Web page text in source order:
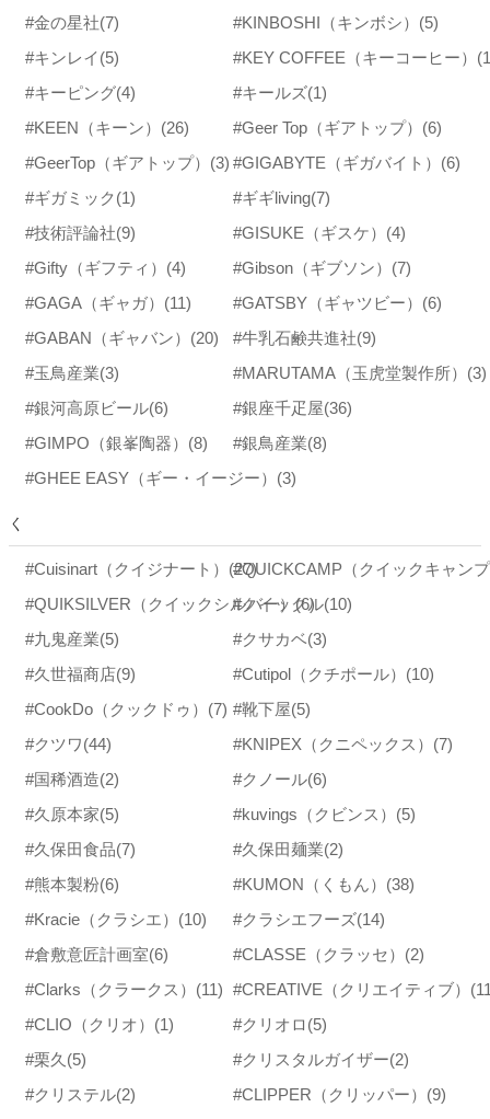
#金の星社(7) #KINBOSHI（キンボシ） (5)
#キンレイ(5) #KEY COFFEE（キーコーヒー）
#キーピング(4) #キールズ(1)
#KEEN（キーン） (26) #Geer Top（ギアトップ） (6)
#GeerTop（ギアトップ） (3) #GIGABYTE（ギガバイト） (6)
#ギガミック(1) #ギギliving(7)
#技術評論社(9) #GISUKE（ギスケ） (4)
#Gifty（ギフティ） (4) #Gibson（ギブソン） (7)
#GAGA（ギャガ） (11) #GATSBY（ギャツビー） (6)
#GABAN（ギャバン） (20) #牛乳石鹸共進社(9)
#玉鳥産業(3) #MARUTAMA（玉虎堂製作所） (3)
#銀河高原ビール(6) #銀座千疋屋(36)
#GIMPO（銀峯陶器） (8) #銀鳥産業(8)
#GHEE EASY（ギー・イージー） (3)
く
#Cuisinart（クイジナート） (27)
#QUICKCAMP（クイックキャン
#QUIKSILVER（クイックシルバー）(6)
#クイックル(10)
#九鬼産業(5) #クサカベ(3)
#久世福商店(9) #Cutipol（クチポール） (10)
#CookDo（クックドゥ） (7) #靴下屋(5)
#クツワ(44) #KNIPEX（クニペックス） (7)
#国稀酒造(2) #クノール(6)
#久原本家(5) #kuvings（クビンス） (5)
#久保田食品(7) #久保田麺業(2)
#熊本製粉(6) #KUMON（くもん） (38)
#Kracie（クラシエ） (10) #クラシエフーズ(14)
#倉敷意匠計画室(6) #CLASSE（クラッセ） (2)
#Clarks（クラークス） (11) #CREATIVE（クリエイティブ）
#CLIO（クリオ） (1) #クリオロ (5)
#栗久 (5) #クリスタルガイザー(2)
#クリステル(2) #CLIPPER（クリッパー） (9)